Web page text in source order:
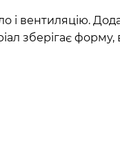
і вентиляцію.
зберігає